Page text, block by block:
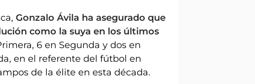
Gonzalo Ávila ha asegurado que
como la suya en los últimos
6 en Segunda y dos en
en el referente del fútbol en
de la élite en esta década.